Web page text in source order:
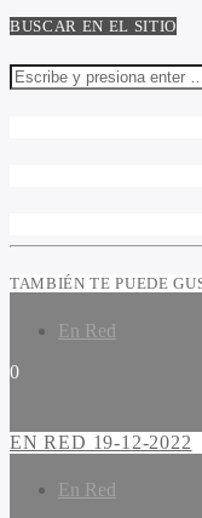
BUSCAR EN EL SITIO
TAMBIÉN TE PUEDE
En Red
0
EN RED 19-12-2022
En Red